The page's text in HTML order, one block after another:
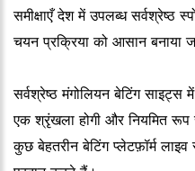
समीक्षाएँ देश में उपलब्ध सर्वश्रेष्ठ
चयन प्रक्रिया को आसान बनाया
सर्वश्रेष्ठ मंगोलियन बेटिंग
एक श्रृंखला होगी और नियमित
कुछ बेहतरीन बेटिंग प्लेटफ़ॉर्म लाइव